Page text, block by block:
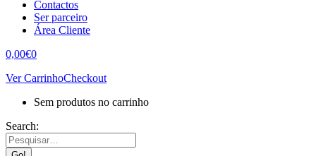
Contactos
Ser parceiro
Área Cliente
0,00€0
Ver CarrinhoCheckout
Sem produtos no carrinho
Search: